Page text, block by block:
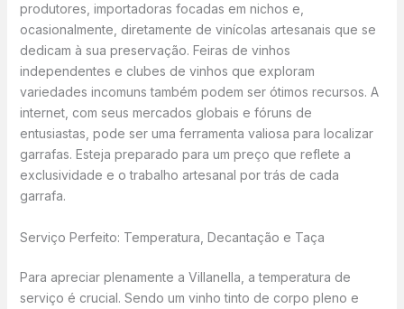
produtores, importadoras focadas em nichos e,
ocasionalmente, diretamente de vinícolas artesanais que se
dedicam à sua preservação. Feiras de vinhos
independentes e clubes de vinhos que exploram
variedades incomuns também podem ser ótimos recursos. A
internet, com seus mercados globais e fóruns de
entusiastas, pode ser uma ferramenta valiosa para localizar
garrafas. Esteja preparado para um preço que reflete a
exclusividade e o trabalho artesanal por trás de cada
garrafa.
Serviço Perfeito: Temperatura, Decantação e Taça
Para apreciar plenamente a Villanella, a temperatura de
serviço é crucial. Sendo um vinho tinto de corpo pleno e